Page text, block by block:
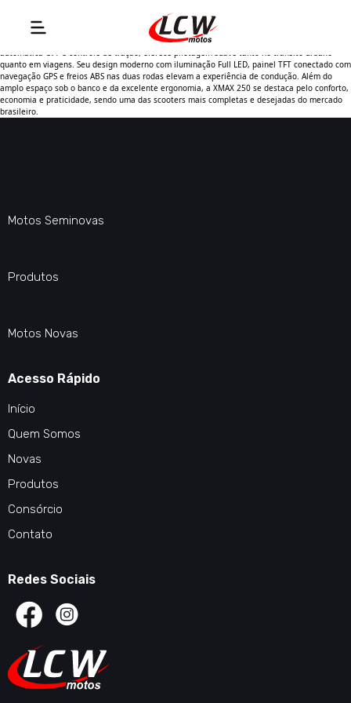
A Yamaha XMAX 250 2025 é uma maxiscooter premium que combina conforto, tecnologia e
desempenho em um único pacote. Equipada com motor de 250 cc de 22,8 cv, transmissão
automática CVT e controle de tração, oferece pilotagem suave tanto no trânsito urbano
quanto em viagens. Seu design moderno com iluminação Full LED, painel TFT conectado com
navegação GPS e freios ABS nas duas rodas elevam a experiência de condução. Além do
amplo espaço sob o banco e da excelente ergonomia, a XMAX 250 se destaca pelo conforto,
economia e praticidade, sendo uma das scooters mais completas e desejadas do mercado
brasileiro.
Motos Seminovas
Produtos
Motos Novas
Acesso Rápido
Início
Quem Somos
Novas
Produtos
Consórcio
Contato
Redes Sociais